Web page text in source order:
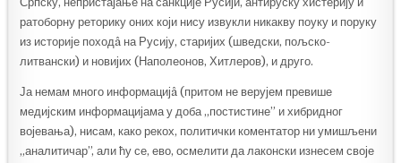
ратоборну реторику оних који нису извукли никакву поуку и поруку
из историје походâ на Русију, старијих (шведски, пољско-
литвански) и новијих (Наполеонов, Хитлеров), и друго.
Ја немам много информацијâ (притом не верујем превише
медијским информацијама у доба „постистине” и хибридног
војевања), нисам, како рекох, политички коментатор ни умишљени
„аналитичар”, али ћу се, ево, осмелити да лаконски изнесем своје